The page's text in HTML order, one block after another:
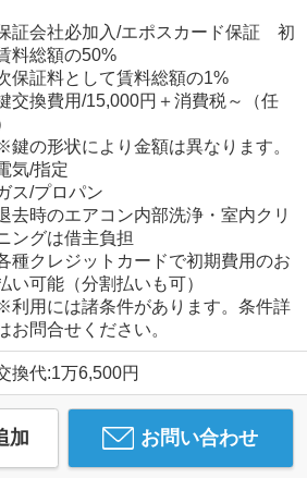
証会社必加入/エポスカード保証 初
料総額の50%
保証料として賃料総額の1%
交換費用/15,000円＋消費税～（任
の形状により金額は異なります。
気/指定
ス/プロパン
去時のエアコン内部洗浄・室内クリ
ングは借主負担
種クレジットカードで初期費用のお
い可能（分割払いも可）
用には諸条件があります。条件詳
お問合せください。
換代:1万6,500円
加 お問い合わせ